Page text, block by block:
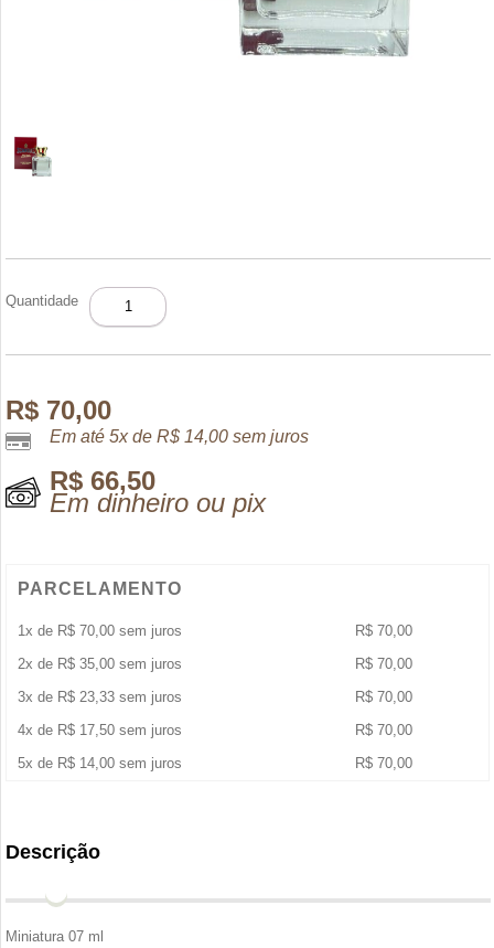
Quantidade
MINIATURA
JEAN
SCANDAL
HOMME
EDT
7ML
R$ 70,00
Em até 5x deR$ 14,00 sem juros
R$ 66,50
Em dinheiro ou pix
PARCELAMENTO
1x de R$ 70,00 sem juros R$ 70,00
2x de R$ 35,00 sem juros R$ 70,00
3x de R$ 23,33 sem juros R$ 70,00
4x de R$ 17,50 sem juros R$ 70,00
5x de R$ 14,00 sem juros R$ 70,00
Descrição
Miniatura 07 ml